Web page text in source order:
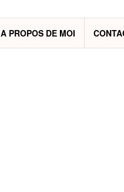
A PROPOS DE MOI